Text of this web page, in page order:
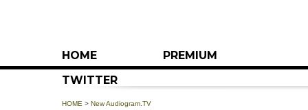
HOME
PREMIUM
TWITTER
HOME > New Audiogram.TV